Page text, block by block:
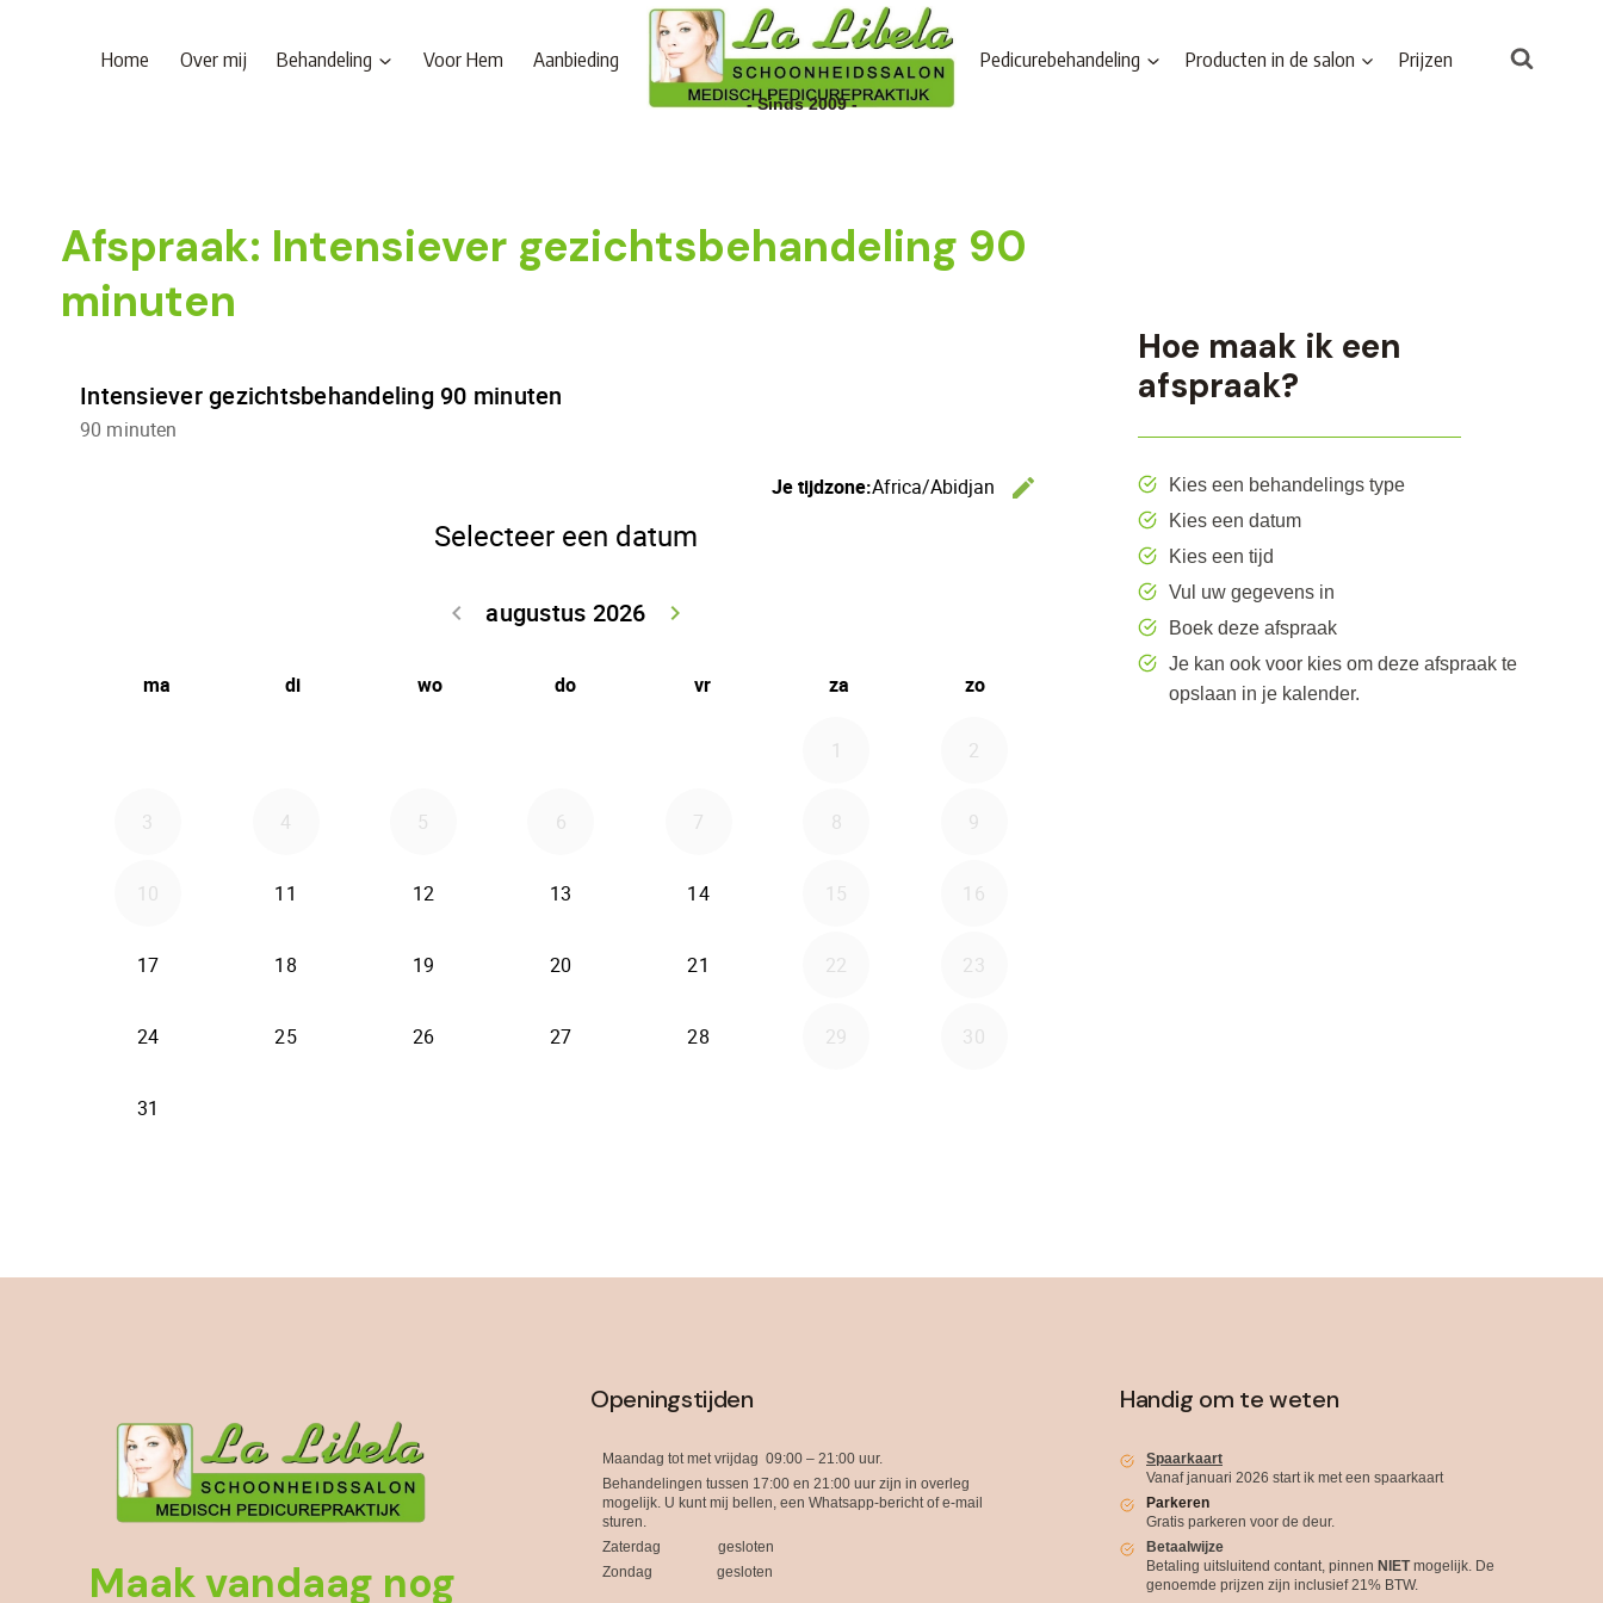
Home Over mij Behandeling Voor Hem Aanbieding
- Sinds 2009 -
Pedicurebehandeling Producten in de salon Prijzen
Afspraak: Intensiever gezichtsbehandeling 90
minuten
Hoe maak ik een
afspraak?
Kies een behandelings type
Kies een datum
Kies een tijd
Vul uw gegevens in
Boek deze afspraak
Je kan ook voor kies om deze afspraak te
opslaan in je kalender.
Maak vandaag nog
Openingstijden
Maandag tot met vrijdag 09:00 – 21:00 uur.
Behandelingen tussen 17:00 en 21:00 uur zijn in overleg
mogelijk. U kunt mij bellen, een Whatsapp-bericht of e-mail
sturen.
Zaterdag gesloten
Zondag gesloten
Handig om te weten
Spaarkaart
Vanaf januari 2026 start ik met een spaarkaart
Parkeren
Gratis parkeren voor de deur.
Betaalwijze
Betaling uitsluitend contant, pinnen NIETmogelijk. De
genoemde prijzen zijn inclusief 21% BTW.